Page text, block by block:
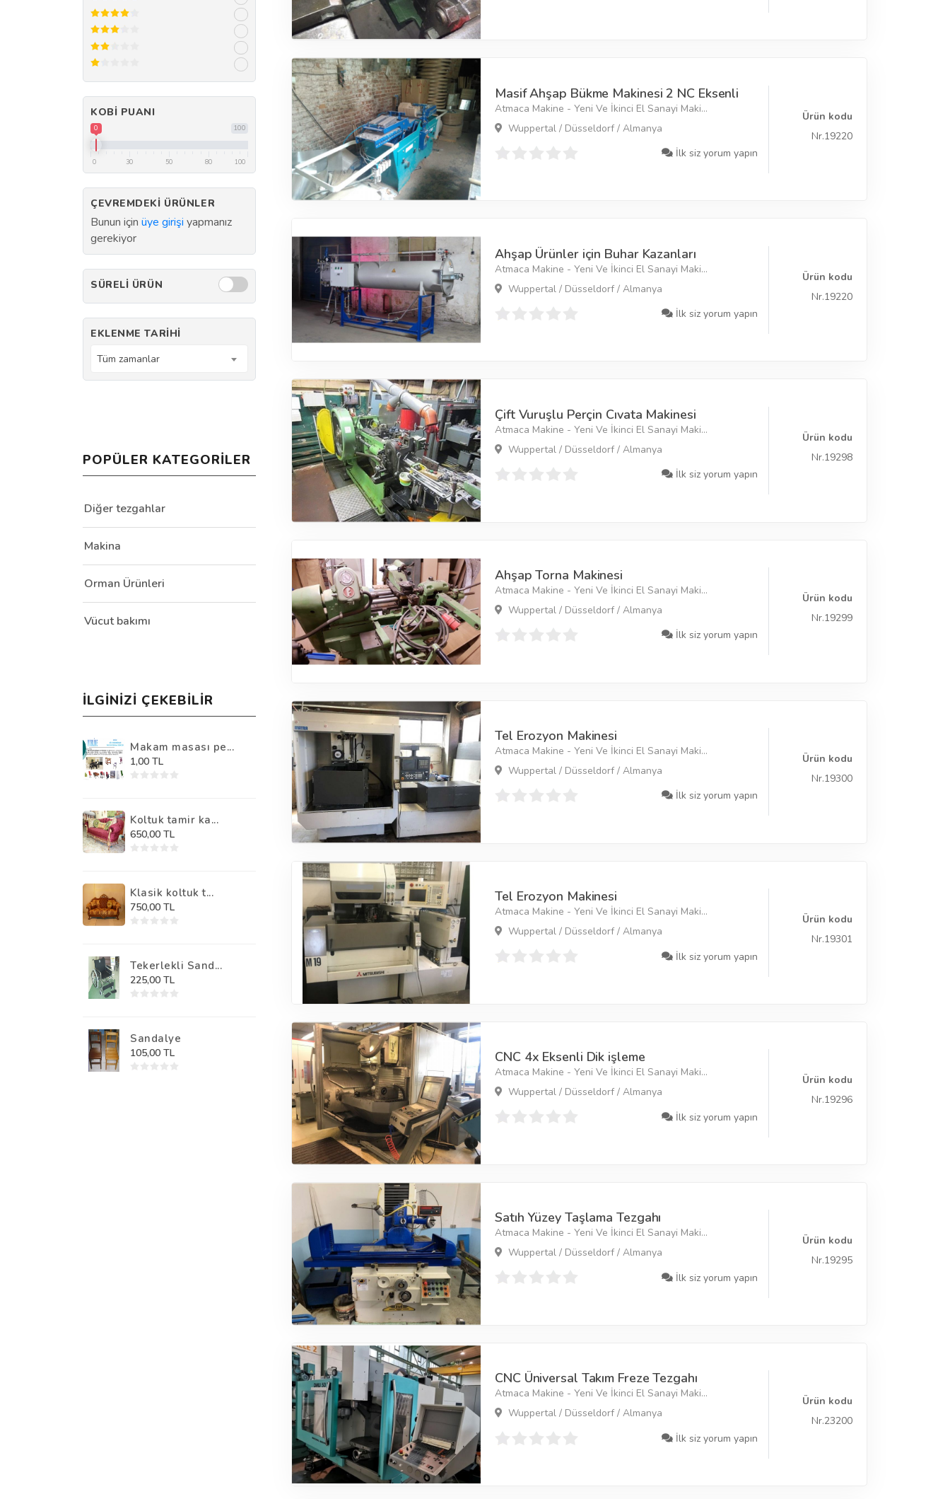
Masif Ahşap Bükme Makinesi 2 NC Eksenli
Atmaca Makine - Yeni Ve İkinci El Sanayi Maki...
Wuppertal / Düsseldorf / Almanya
İlk siz yorum yapın
Ürün kodu
Nr.19220
Ahşap Ürünler için Buhar Kazanları
Atmaca Makine - Yeni Ve İkinci El Sanayi Maki...
Wuppertal / Düsseldorf / Almanya
İlk siz yorum yapın
Ürün kodu
Nr.19220
Çift Vuruşlu Perçin Cıvata Makinesi
Atmaca Makine - Yeni Ve İkinci El Sanayi Maki...
Wuppertal / Düsseldorf / Almanya
İlk siz yorum yapın
Ürün kodu
Nr.19298
Ahşap Torna Makinesi
Atmaca Makine - Yeni Ve İkinci El Sanayi Maki...
Wuppertal / Düsseldorf / Almanya
İlk siz yorum yapın
Ürün kodu
Nr.19299
Tel Erozyon Makinesi
Atmaca Makine - Yeni Ve İkinci El Sanayi Maki...
Wuppertal / Düsseldorf / Almanya
İlk siz yorum yapın
Ürün kodu
Nr.19300
Tel Erozyon Makinesi
Atmaca Makine - Yeni Ve İkinci El Sanayi Maki...
Wuppertal / Düsseldorf / Almanya
İlk siz yorum yapın
Ürün kodu
Nr.19301
CNC 4x Eksenli Dik işleme
Atmaca Makine - Yeni Ve İkinci El Sanayi Maki...
Wuppertal / Düsseldorf / Almanya
İlk siz yorum yapın
Ürün kodu
Nr.19296
Satıh Yüzey Taşlama Tezgahı
Atmaca Makine - Yeni Ve İkinci El Sanayi Maki...
Wuppertal / Düsseldorf / Almanya
İlk siz yorum yapın
Ürün kodu
Nr.19295
CNC Üniversal Takım Freze Tezgahı
Atmaca Makine - Yeni Ve İkinci El Sanayi Maki...
Wuppertal / Düsseldorf / Almanya
İlk siz yorum yapın
Ürün kodu
Nr.23200
KOBI PUANI
100
0
0 30 50 80 100
ÇEVREMDEKI ÜRÜNLER
Bunun için üye girişi yapmanız
gerekiyor
SÜRELI ÜRÜN
EKLENME TARIHI
Tüm zamanlar
POPÜLER KATEGORILER
Diğer tezgahlar
Makina
Orman Ürünleri
Vücut bakımı
İLGINIZI ÇEKEBILIR
Makam masası pe...
1,00 TL
Koltuk tamir ka...
650,00 TL
Klasik koltuk t...
750,00 TL
Tekerlekli Sand...
225,00 TL
Sandalye
105,00 TL